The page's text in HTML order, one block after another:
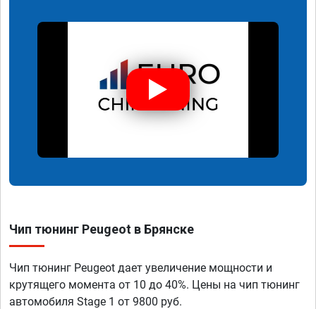
Чип тюнинг Peugeot в Брянске
Чип тюнинг Peugeot дает увеличение мощности и
крутящего момента от 10 до 40%. Цены на чип тюнинг
автомобиля Stage 1 от 9800 руб.